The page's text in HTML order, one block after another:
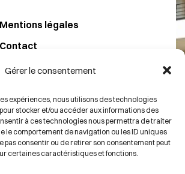
Gérer le consentement
expériences, nous utilisons des technologies
stocker et/ou accéder aux informations des
à ces technologies nous permettra de traiter
le comportement de navigation ou les ID uniques
pas consentir ou de retirer son consentement peut
certaines caractéristiques et fonctions.
Mentions légales
Contact
68